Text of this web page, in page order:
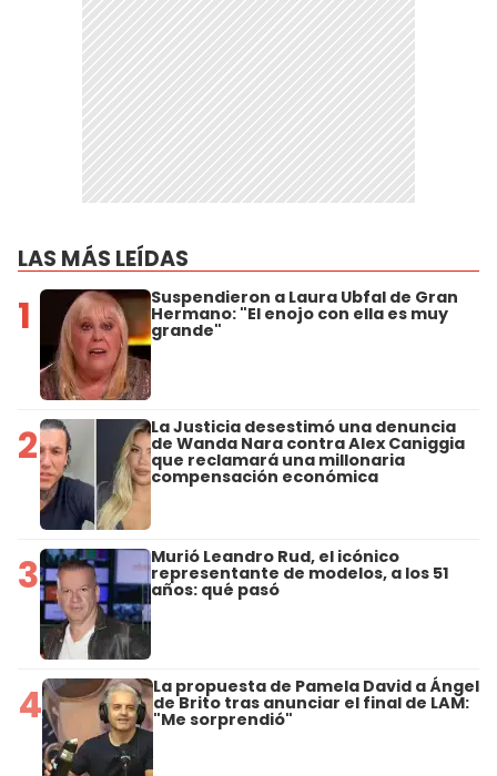
LAS MÁS LEÍDAS
1 Suspendieron a Laura Ubfal de Gran
Hermano: "El enojo con ella es muy
grande"
2 La Justicia desestimó una denuncia
de Wanda Nara contra Alex Caniggia
que reclamará una millonaria
compensación económica
3 Murió Leandro Rud, el icónico
representante de modelos, a los 51
años: qué pasó
4 La propuesta de Pamela David a Ángel
de Brito tras anunciar el final de LAM:
"Me sorprendió"